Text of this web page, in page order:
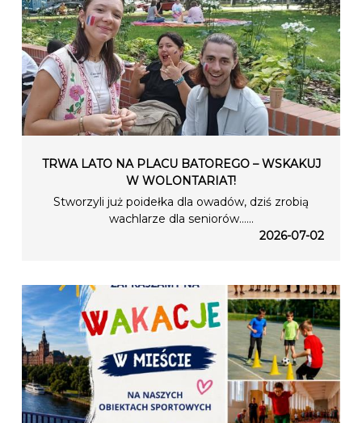
TRWA LATO NA PLACU BATOREGO – WSKAKUJ
W WOLONTARIAT!
Stworzyli już poidełka dla owadów, dziś zrobią
wachlarze dla seniorów…...
2026-07-02